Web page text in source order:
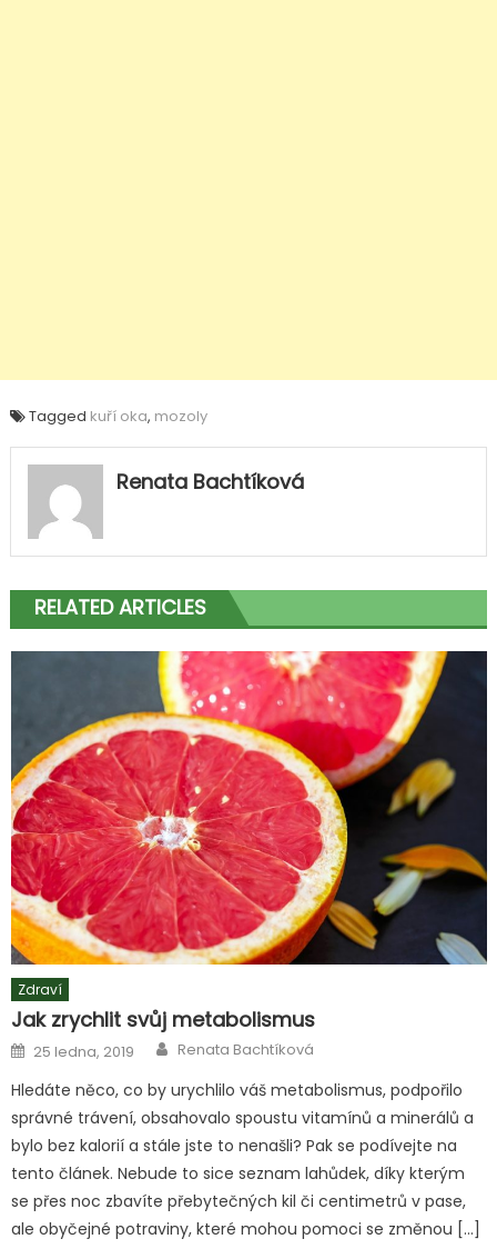
Tagged kuří oka, mozoly
Renata Bachtíková
RELATED ARTICLES
Zdraví
Jak zrychlit svůj metabolismus
Posted
on
25 ledna, 2019 Author
Renata Bachtíková
Hledáte něco, co by urychlilo váš metabolismus, podpořilo
správné trávení, obsahovalo spoustu vitamínů a minerálů a
bylo bez kalorií a stále jste to nenašli? Pak se podívejte na
tento článek. Nebude to sice seznam lahůdek, díky kterým
se přes noc zbavíte přebytečných kil či centimetrů v pase,
ale obyčejné potraviny, které mohou pomoci se změnou […]